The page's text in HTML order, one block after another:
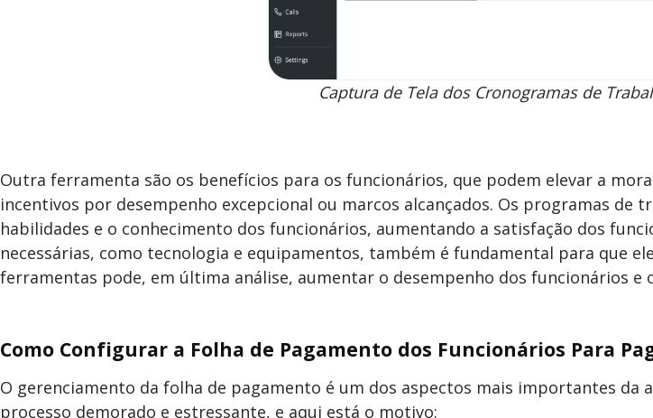
Captura de Tela dos Cronogramas de
Outra ferramenta são os benefícios para os funcionários, que podem elevar a
incentivos por desempenho excepcional ou marcos alcançados. Os programas
habilidades e o conhecimento dos funcionários, aumentando a satisfação dos
necessárias, como tecnologia e equipamentos, também é fundamental para que
ferramentas pode, em última análise, aumentar o desempenho dos funcionários e
Como Configurar a Folha de Pagamento dos Funcionários Para
O gerenciamento da folha de pagamento é um dos aspectos mais importantes da
processo demorado e estressante, e aqui está o motivo: